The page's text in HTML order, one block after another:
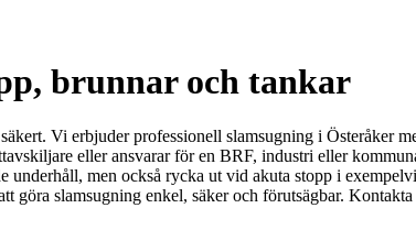
brunnar och tankar
Vi erbjuder professionell slamsugning i Österåker
eller ansvarar för en BRF, industri eller
men också rycka ut vid akuta stopp i
slamsugning enkel, säker och förutsägbar.